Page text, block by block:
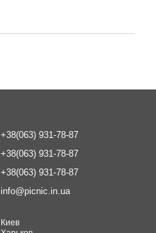
+38(063) 931-78-87
+38(063) 931-78-87
+38(063) 931-78-87
info@picnic.in.ua
Киев